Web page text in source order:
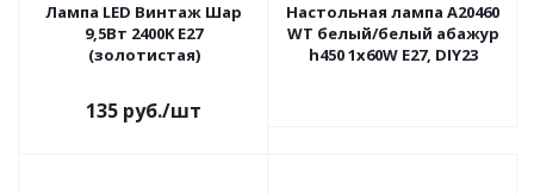
Лампа LED Винтаж Шар
9,5Вт 2400K E27
(золотистая)
135 руб./шт
Настольная лампа A20460
WT белый/белый абажур
h450 1х60W E27, DIY23